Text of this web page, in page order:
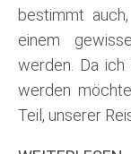
bestimmt
einem
werden. Da
werden
Teil, unserer